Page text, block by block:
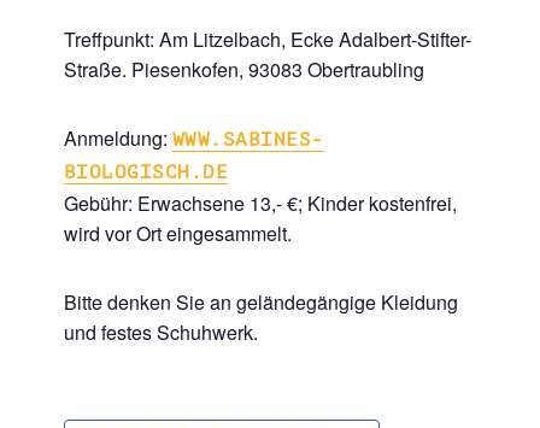
Treffpunkt: Am Litzelbach, Ecke Adalbert-Stifter-
Straße. Piesenkofen, 93083 Obertraubling
Anmeldung: WWW.SABINES-
BIOLOGISCH.DE
Gebühr: Erwachsene 13,- €; Kinder kostenfrei,
wird vor Ort eingesammelt.
Bitte denken Sie an geländegängige Kleidung
und festes Schuhwerk.